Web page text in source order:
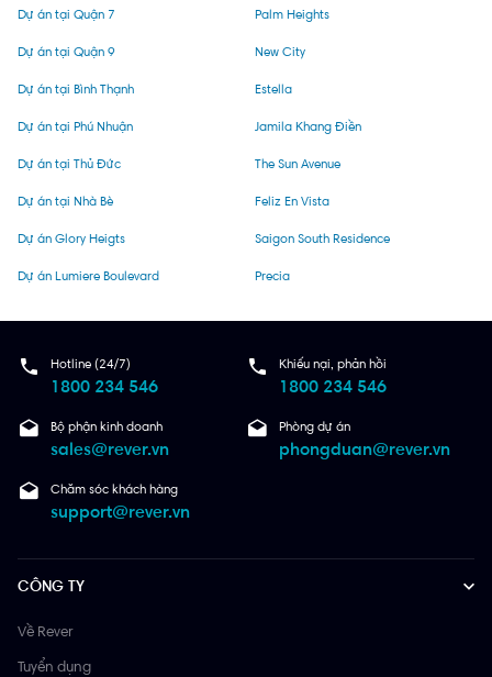
Dự án tại Quận 7
Dự án tại Quận 9
Dự án tại Bình Thạnh
Dự án tại Phú Nhuận
Dự án tại Thủ Đức
Dự án tại Nhà Bè
Dự án Glory Heigts
Dự án Lumiere Boulevard
Palm Heights
New City
Estella
Jamila Khang Điền
The Sun Avenue
Feliz En Vista
Saigon South Residence
Precia
Hotline (24/7)
1800 234 546
Khiếu nại, phản hồi
1800 234 546
Bộ phận kinh doanh
sales@rever.vn
Phòng dự án
phongduan@rever.vn
Chăm sóc khách hàng
support@rever.vn
CÔNG TY
Về Rever
Tuyển dụng